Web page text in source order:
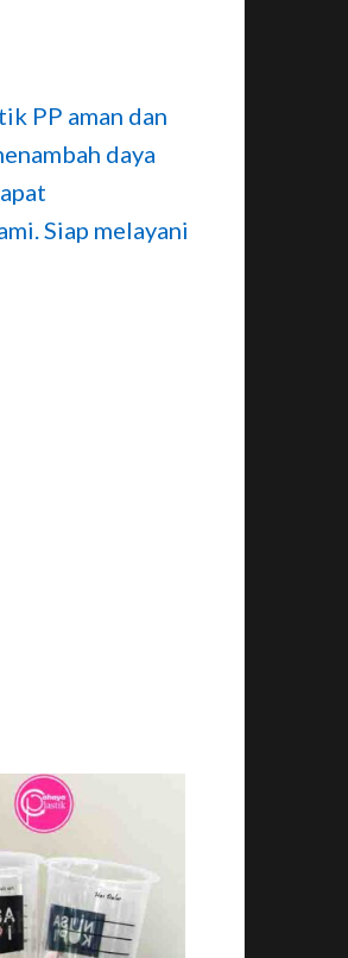
PP aman dan
daya
Siap melayani